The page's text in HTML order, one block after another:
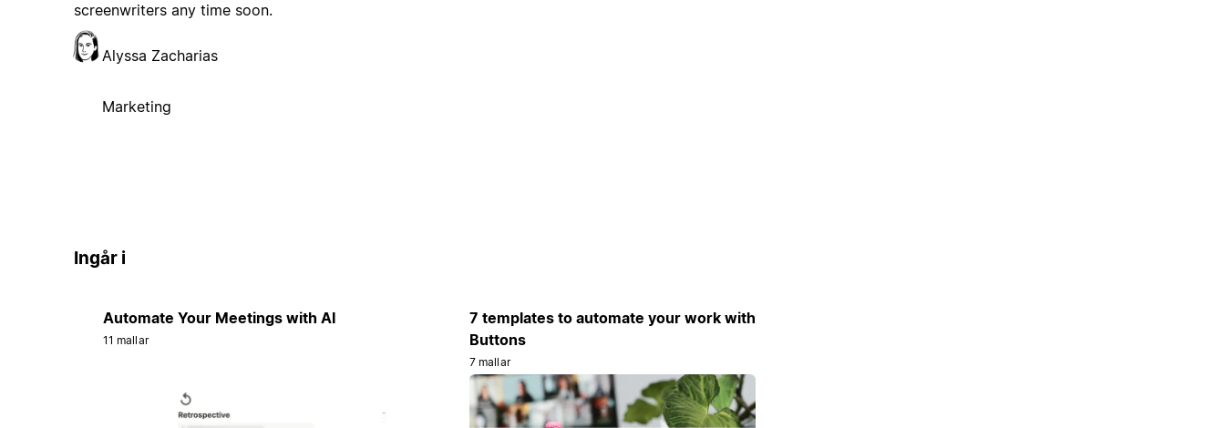
screenwriters any time soon.
Alyssa Zacharias
Marketing
Ingår i
Automate Your Meetings with AI
11 mallar
7 templates to automate your work with
Buttons
7 mallar